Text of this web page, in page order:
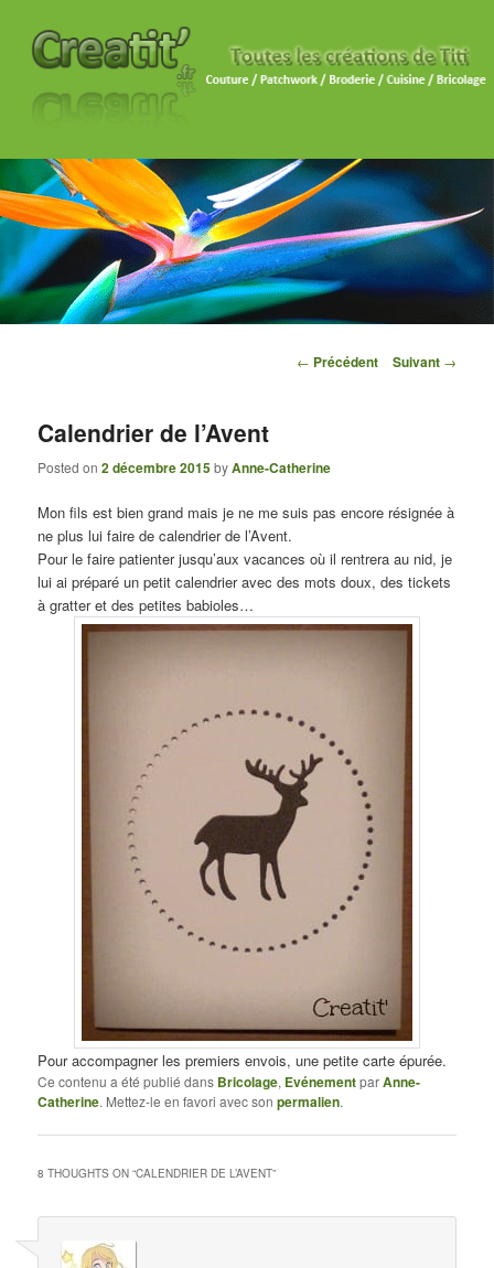
Navigation des articles
← Précédent Suivant →
Calendrier de l’Avent
Posted on2 décembre 2015byAnne-Catherine
Mon fils est bien grand mais je ne me suis pas encore résignée à
ne plus lui faire de calendrier de l’Avent.
Pour le faire patienter jusqu’aux vacances où il rentrera au nid, je
lui ai préparé un petit calendrier avec des mots doux, des tickets
à gratter et des petites babioles…
Pour accompagner les premiers envois, une petite carte épurée.
Ce contenu a été publié dans Bricolage, EvénementparAnne-
Catherine. Mettez-le en favori avec sonpermalien.
8 THOUGHTS ON “CALENDRIER DE L’AVENT”